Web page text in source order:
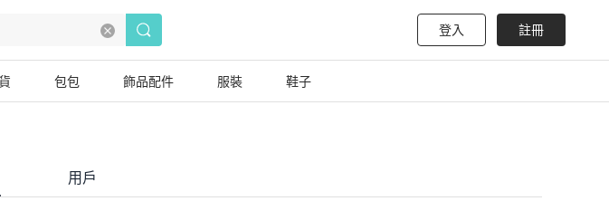
登入 註冊
包包 飾品配件 服裝 鞋子
用戶